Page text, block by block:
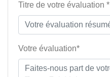
Titre de votre évaluation *
Votre évaluation*